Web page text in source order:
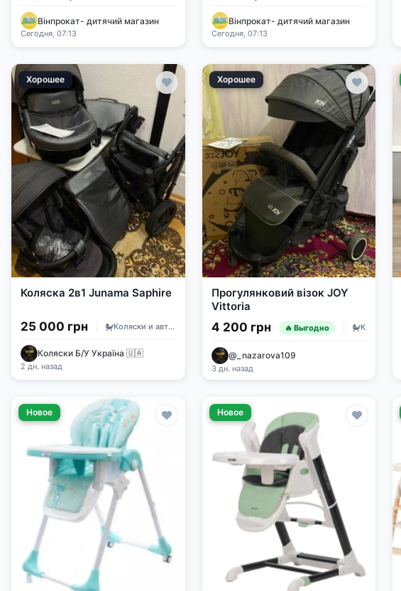
Вінпрокат- дитячий магазин
Сегодня, 07:13
Вінпрокат- дитячий магазин
Сегодня, 07:13
Хорошее
Коляска 2в1 Junama Saphire
25 000 грн Коляски и автокресла
Коляски Б/У Україна 🇺🇦
2 дн. назад
Хорошее
Прогулянковий візок JOY
Vittoria
4 200 грн 🔥 Выгодно Коляски и автокресла
@_nazarova109
3 дн. назад
Новое Новое